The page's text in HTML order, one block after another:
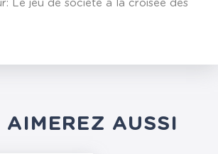
Le jeu de société à la croisée des
AIMEREZ AUSSI